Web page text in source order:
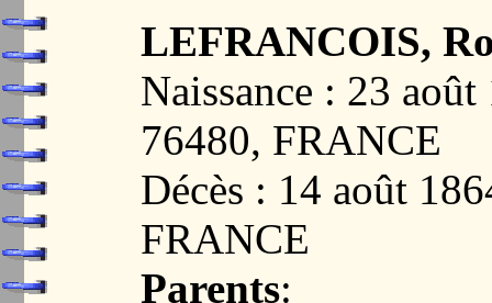
LEFRANCOIS,
Naissance : 23
76480, FRANCE
Décès : 14 août
FRANCE
Parents: